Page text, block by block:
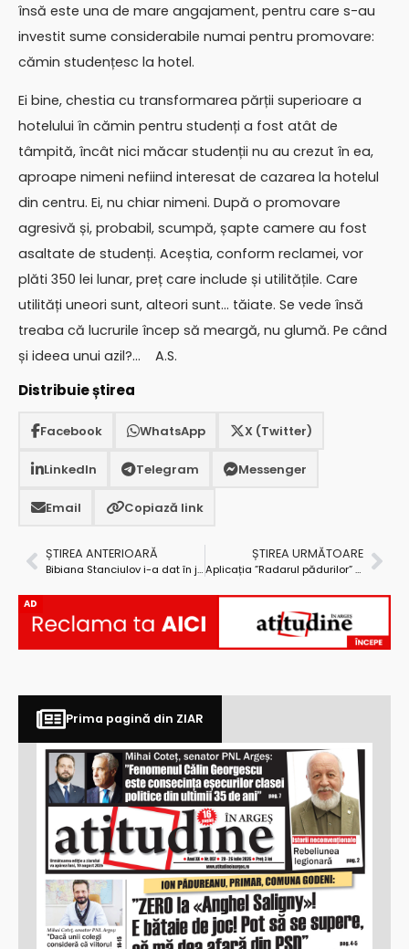
însă este una de mare angajament, pentru care s-au
investit sume considerabile numai pentru promovare:
cămin studențesc la hotel.
Ei bine, chestia cu transformarea părții superioare a
hotelului în cămin pentru studenți a fost atât de
tâmpită, încât nici măcar studenții nu au crezut în ea,
aproape nimeni nefiind interesat de cazarea la hotelul
din centru. Ei, nu chiar nimeni. După o promovare
agresivă și, probabil, scumpă, șapte camere au fost
asaltate de studenți. Aceștia, conform reclamei, vor
plăti 350 lei lunar, preț care include și utilitățile. Care
utilități uneori sunt, alteori sunt… tăiate. Se vede însă
treaba că lucrurile încep să meargă, nu glumă. Pe când
și ideea unui azil?… A.S.
Distribuie știrea
Facebook WhatsApp X (Twitter)
LinkedIn Telegram Messenger
Email Copiază link
ȘTIREA ANTERIOARĂ
Bibiana Stanciulov i-a dat în judecată pe ”concurenții” de la MCG Internațional Investments
ȘTIREA URMĂTOARE
Aplicația ”Radarul pădurilor” produce primele efecte
AD
Prima pagină din ZIAR